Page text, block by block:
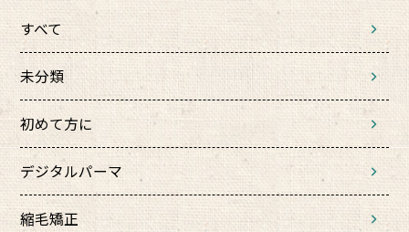
すべて
未分類
初めて方に
デジタルパーマ
縮毛矯正